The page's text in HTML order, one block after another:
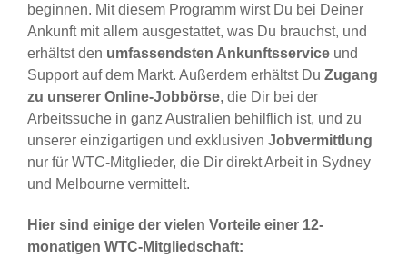
beginnen. Mit diesem Programm wirst Du bei Deiner
Ankunft mit allem ausgestattet, was Du brauchst, und
erhältst den umfassendsten Ankunftsservice und
Support auf dem Markt. Außerdem erhältst Du Zugang
zu unserer Online-Jobbörse, die Dir bei der
Arbeitssuche in ganz Australien behilflich ist, und zu
unserer einzigartigen und exklusiven Jobvermittlung
nur für WTC-Mitglieder, die Dir direkt Arbeit in Sydney
und Melbourne vermittelt.
Hier sind einige der vielen Vorteile einer 12-
monatigen WTC-Mitgliedschaft: